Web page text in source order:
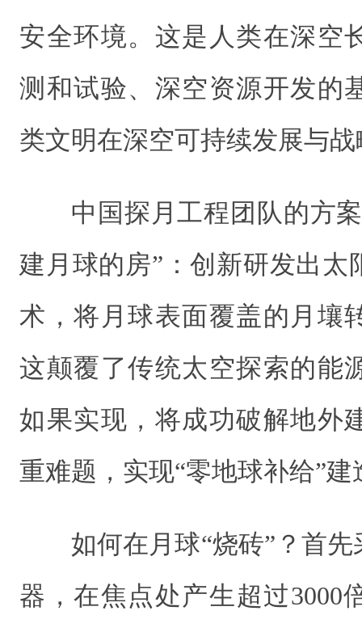
安全环境。这是人类在深空
测和试验、深空资源开发的
类文明在深空可持续发展与
中国探月工程团队的方
建月球的房”：创新研发出太
术，将月球表面覆盖的月壤
这颠覆了传统太空探索的能
如果实现，将成功破解地外
重难题，实现“零地球补给”建
如何在月球“烧砖”？首
器，在焦点处产生超过3000